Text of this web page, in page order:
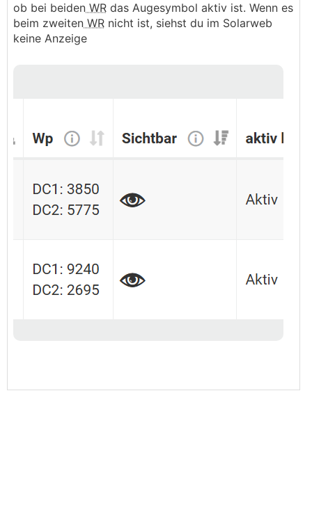
ob bei beiden WR das Augesymbol aktiv ist. Wenn es
beim zweiten WR nicht ist, siehst du im Solarweb
keine Anzeige